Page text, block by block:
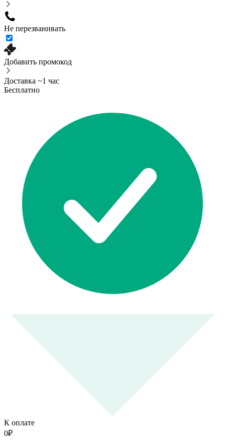
Не перезванивать
Добавить промокод
Доставка ~1 час
Бесплатно
К оплате
0₽